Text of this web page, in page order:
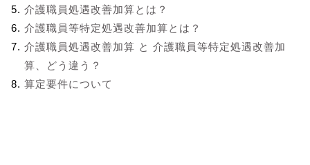
介護職員処遇改善加算とは？
介護職員等特定処遇改善加算とは？
介護職員処遇改善加算 と 介護職員等特定処遇改善加
算、どう違う？
算定要件について